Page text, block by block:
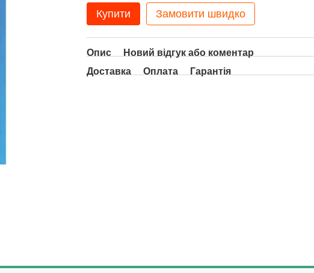
Купити Замовити швидко
Опис
Новий відгук або коментар
Доставка
Оплата Гарантія